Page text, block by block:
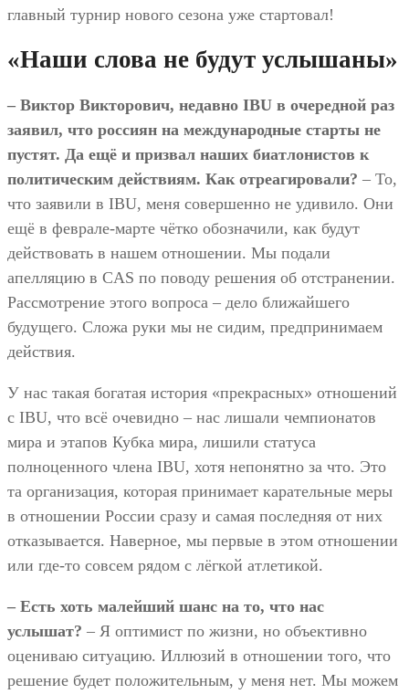
главный турнир нового сезона уже стартовал!
«Наши слова не будут услышаны»
– Виктор Викторович, недавно IBU в очередной раз
заявил, что россиян на международные старты не
пустят. Да ещё и призвал наших биатлонистов к
политическим действиям. Как отреагировали? – То,
что заявили в IBU, меня совершенно не удивило. Они
ещё в феврале-марте чётко обозначили, как будут
действовать в нашем отношении. Мы подали
апелляцию в CAS по поводу решения об отстранении.
Рассмотрение этого вопроса – дело ближайшего
будущего. Сложа руки мы не сидим, предпринимаем
действия.
У нас такая богатая история «прекрасных» отношений
с IBU, что всё очевидно – нас лишали чемпионатов
мира и этапов Кубка мира, лишили статуса
полноценного члена IBU, хотя непонятно за что. Это
та организация, которая принимает карательные меры
в отношении России сразу и самая последняя от них
отказывается. Наверное, мы первые в этом отношении
или где-то совсем рядом с лёгкой атлетикой.
– Есть хоть малейший шанс на то, что нас
услышат? – Я оптимист по жизни, но объективно
оцениваю ситуацию. Иллюзий в отношении того, что
решение будет положительным, у меня нет. Мы можем